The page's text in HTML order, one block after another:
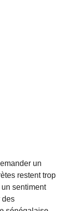
un
restent trop
sentiment
des